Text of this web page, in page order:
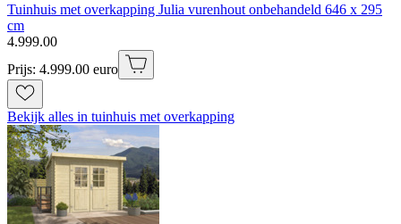
Tuinhuis met overkapping Julia vurenhout onbehandeld 646 x 295
cm
4.999.00
Prijs: 4.999.00 euro
Bekijk alles in tuinhuis met overkapping